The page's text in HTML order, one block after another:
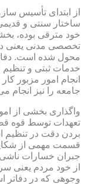
از ابتدای تأسیس
ساختار سنتی و
خود مترقی بوده،
تخصصی مدنی یعنی
محول شده است.
خدمات ثبتی و
انجام امور مزبور
جامعه را نیز انجام
واگذاری بخشی از
تعهدات توسط قوه
بردن دقت در تنظیم
قسمت مهمی از
جبران خسارات ناشی
از خود مردم یعنی
وجوهی که در